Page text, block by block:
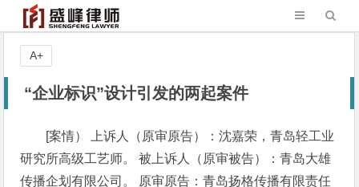
“企业标识”设计引发的两起案件
[案情） 上诉人（原审原告）：沈嘉荣，青岛轻工业
研究所高级工艺师。 被上诉人（原审被告）：青岛大雄
传播企划有限公司。 原审原告：青岛扬格传播有限责任
A+